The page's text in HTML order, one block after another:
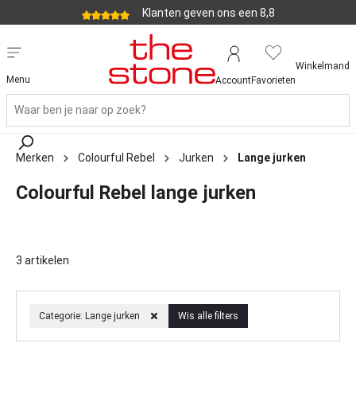
Klanten geven ons een 8,8
Menu AccountFavorieten
Winkelmand
Merken Colourful Rebel Jurken Lange jurken
Colourful Rebel lange jurken
Categorie: Lange jurken Wis alle filters
3 artikelen